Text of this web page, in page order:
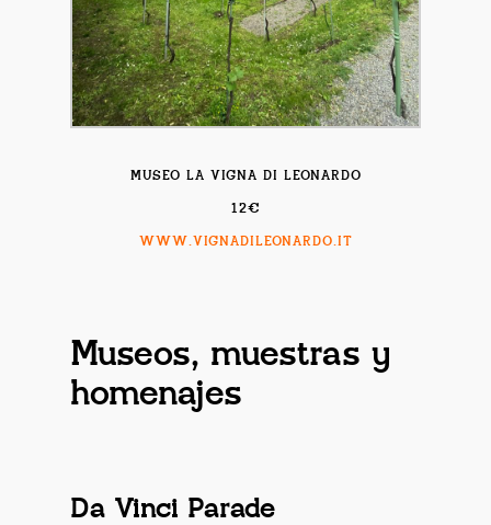
MUSEO LA VIGNA DI LEONARDO
12€
WWW.VIGNADILEONARDO.IT
Museos, muestras y
homenajes
Da Vinci Parade